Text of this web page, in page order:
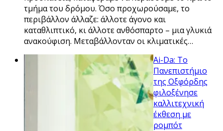
τμήμα του δρόμου. Όσο προχωρούσαμε, το
περιβάλλον άλλαζε: άλλοτε άγονο και
καταθλιπτικό, κι άλλοτε ανθόσπαρτο – μια γλυκιά
ανακούφιση. Μεταβάλλονταν οι κλιματικές…
Ai-Da: Το
Πανεπιστήμιο
της Οξφόρδης
φιλοξένησε
καλλιτεχνική
έκθεση με
ρομπότ